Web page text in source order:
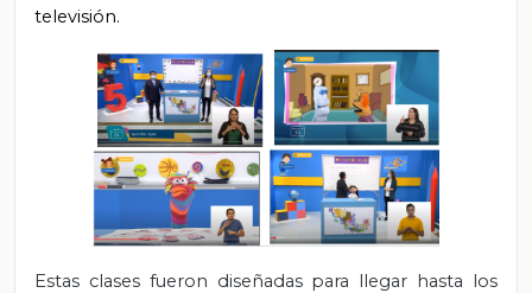
televisión.
Estas clases fueron diseñadas para llegar hasta los